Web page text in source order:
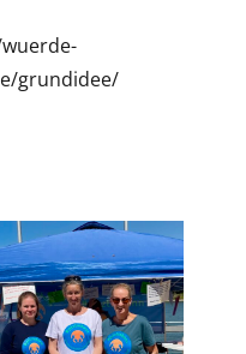
grundidee/